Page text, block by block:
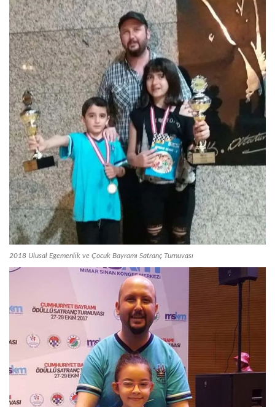
2018 Ulusal Egemenlik ve Çocuk Bayramı Satranç Turnuvası